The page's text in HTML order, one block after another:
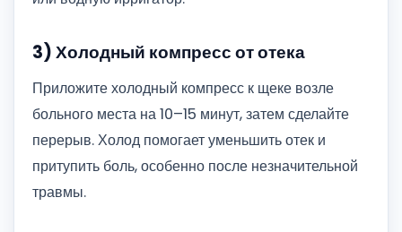
3) Холодный компресс от отека
Приложите холодный компресс к щеке возле
больного места на 10–15 минут, затем сделайте
перерыв. Холод помогает уменьшить отек и
притупить боль, особенно после незначительной
травмы.